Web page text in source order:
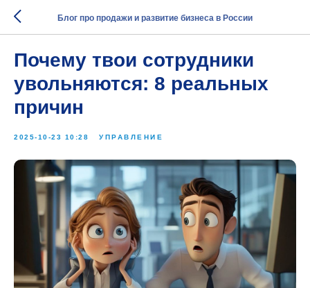
Блог про продажи и развитие бизнеса в России
Почему твои сотрудники
увольняются: 8 реальных
причин
2025-10-23 10:28 УПРАВЛЕНИЕ